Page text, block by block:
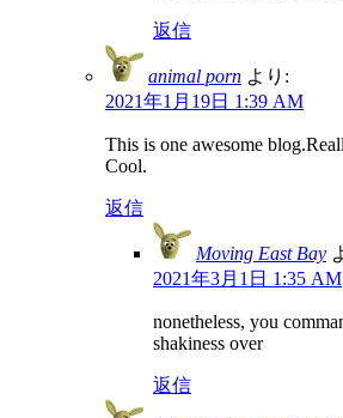
返信
animal porn より:
2021年1月19日 1:39 AM
This is one awesome
Cool.
返信
Moving East Bay
2021年3月1日 1:35 AM
nonetheless, you
shakiness over
返信